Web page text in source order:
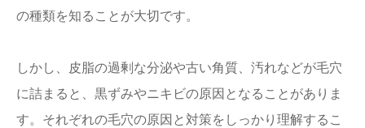
の種類を知ることが大切です。
しかし、皮脂の過剰な分泌や古い角質、汚れなどが毛穴
に詰まると、黒ずみやニキビの原因となることがありま
す。それぞれの毛穴の原因と対策をしっかり理解するこ